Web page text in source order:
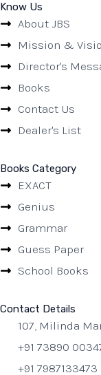
Know Us
About JBS
Mission &
Director's
Books
Contact Us
Dealer's List
Books Category
EXACT
Genius
Grammar
Guess Paper
School Books
Contact Details
107, Milinda
+91 73890
+91 7987133473